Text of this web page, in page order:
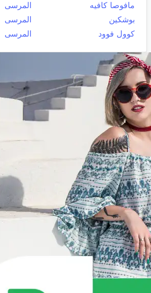
مافوصا كافيه
المرسى
بوشكين
المرسى
كوول فوود
المرسى